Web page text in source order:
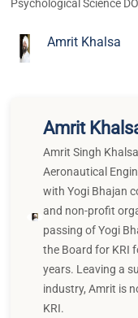
Psychological Science
Amrit Khalsa
Amrit
Amrit Singh
Aeronautical
with Yogi Bhajan
and non-profit
passing of Yogi
the Board for KRI
years. Leaving a
industry, Amrit is
KRI.